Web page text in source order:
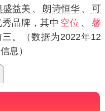
盛益美 、 朗诗恒华 、
可
品牌，其中 空位 、
馨
。（数据为2022年12
息）